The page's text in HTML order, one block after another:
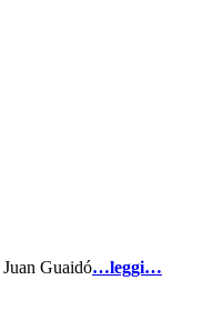
Guaidó…leggi…